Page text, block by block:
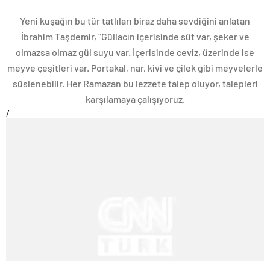
Yeni kuşağın bu tür tatlıları biraz daha sevdiğini anlatan
İbrahim Taşdemir, “Güllacın içerisinde süt var, şeker ve
olmazsa olmaz gül suyu var. İçerisinde ceviz, üzerinde ise
meyve çeşitleri var. Portakal, nar, kivi ve çilek gibi meyvelerle
süslenebilir. Her Ramazan bu lezzete talep oluyor, talepleri
karşılamaya çalışıyoruz.
/